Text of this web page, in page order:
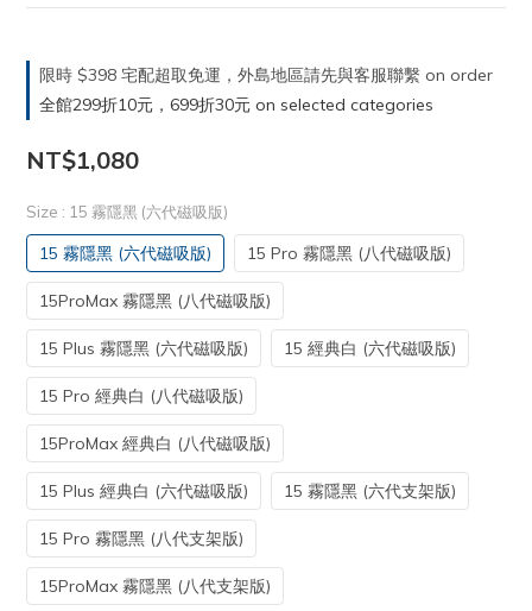
限時 $398 宅配超取免運，外島地區請先與客服聯繫 on order
全館299折10元，699折30元 on selected categories
NT$1,080
Size : 15 霧隱黑 (六代磁吸版)
15 霧隱黑 (六代磁吸版) 15 Pro 霧隱黑 (八代磁吸版)
15ProMax 霧隱黑 (八代磁吸版)
15 Plus 霧隱黑 (六代磁吸版) 15 經典白 (六代磁吸版)
15 Pro 經典白 (八代磁吸版)
15ProMax 經典白 (八代磁吸版)
15 Plus 經典白 (六代磁吸版) 15 霧隱黑 (六代支架版)
15 Pro 霧隱黑 (八代支架版)
15ProMax 霧隱黑 (八代支架版)